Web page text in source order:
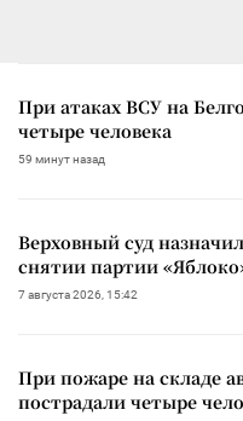
При атаках ВСУ на
четыре человека
59 минут назад
Верховный суд
снятии партии
7 августа 2026, 15:42
При пожаре на складе
пострадали четыре